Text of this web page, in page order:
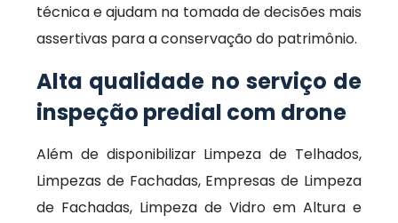
técnica e ajudam na tomada de decisões mais
assertivas para a conservação do patrimônio.
Alta qualidade no serviço de
inspeção predial com drone
Além de disponibilizar Limpeza de Telhados,
Limpezas de Fachadas, Empresas de Limpeza
de Fachadas, Limpeza de Vidro em Altura e